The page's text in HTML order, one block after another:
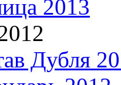
2013
Дубля